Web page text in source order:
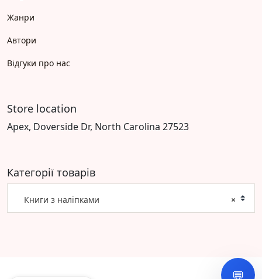
Жанри
Автори
Відгуки про нас
Store location
Apex, Doverside Dr, North Carolina 27523
Категорії товарів
×
Книги з наліпками
💬